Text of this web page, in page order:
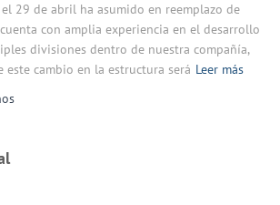
29 de abril ha asumido en reemplazo de
con amplia experiencia en el desarrollo
divisiones dentro de nuestra compañía,
este cambio en la estructura será Leer más